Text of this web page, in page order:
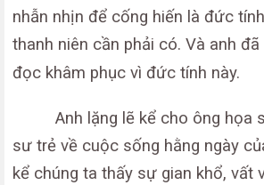
nhẫn nhịn để cống hiến là đức
thanh niên cần phải có. Và anh
đọc khâm phục vì đức tính này.
Anh lặng lẽ kể cho ông họa
sư trẻ về cuộc sống hằng ngày
kể chúng ta thấy sự gian khổ, vất